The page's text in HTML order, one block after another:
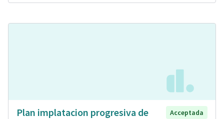
Plan implatacion progresiva de
Acceptada